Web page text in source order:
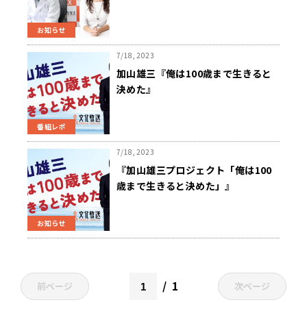
お知らせ
番組レポ
7/18, 2023
加山雄三『俺は100歳まで生きると
決めた』
お知らせ
7/18, 2023
『加山雄三プロジェクト「俺は100
歳まで生きると決めた」』
前ページ 1 次ページ